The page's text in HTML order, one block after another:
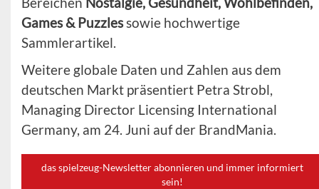
Games & Puzzlessowie hochwertige
Sammlerartikel.
Weitere globale Daten und Zahlen aus dem
deutschen Markt präsentiert Petra Strobl,
Managing Director Licensing International
Germany, am 24. Juni auf der BrandMania.
das spielzeug-Newsletter abonnieren und immer informiert
sein!